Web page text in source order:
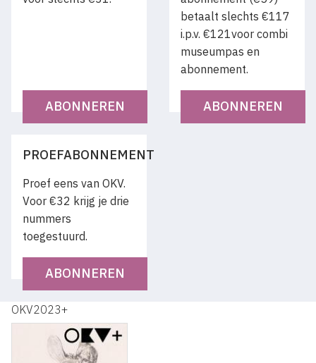
ABONNEREN
betaalt slechts €117
i.p.v. €121voor combi
museumpas en
abonnement.
ABONNEREN
PROEFABONNEMENT
Proef eens van OKV.
Voor €32 krijg je drie
nummers
toegestuurd.
ABONNEREN
OKV2023+